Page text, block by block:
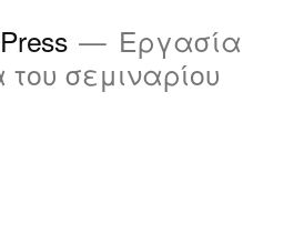
Εργασία
σεμιναρίου